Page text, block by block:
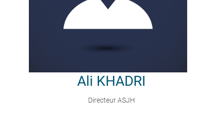
Ali KHADRI
Directeur ASJH